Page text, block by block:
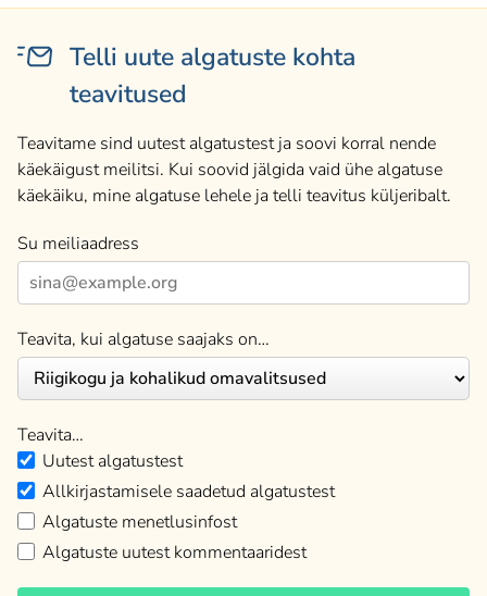
Telli uute algatuste kohta
teavitused
Teavitame sind uutest algatustest ja soovi korral nende
käekäigust meilitsi. Kui soovid jälgida vaid ühe algatuse
käekäiku, mine algatuse lehele ja telli teavitus küljeribalt.
Su meiliaadress
Teavita, kui algatuse saajaks on…
Teavita…
Uutest algatustest
Allkirjastamisele saadetud algatustest
Algatuste menetlusinfost
Algatuste uutest kommentaaridest